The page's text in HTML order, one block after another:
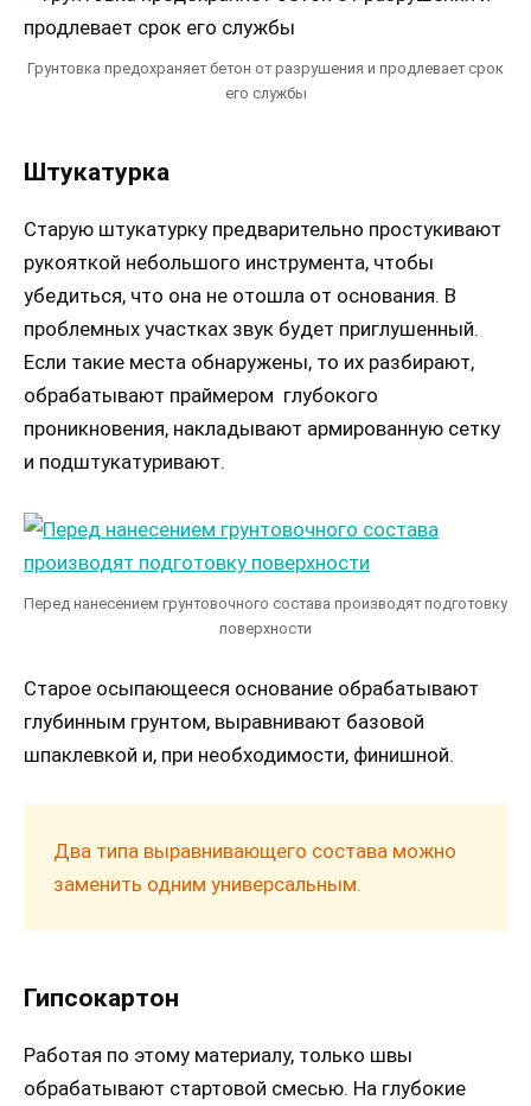
Грунтовка предохраняет бетон от разрушения и продлевает срок
его службы
Штукатурка
Старую штукатурку предварительно простукивают
рукояткой небольшого инструмента, чтобы
убедиться, что она не отошла от основания. В
проблемных участках звук будет приглушенный.
Если такие места обнаружены, то их разбирают,
обрабатывают праймером глубокого
проникновения, накладывают армированную сетку
и подштукатуривают.
Перед нанесением грунтовочного состава производят подготовку
поверхности
Старое осыпающееся основание обрабатывают
глубинным грунтом, выравнивают базовой
шпаклевкой и, при необходимости, финишной.
Два типа выравнивающего состава можно
заменить одним универсальным.
Гипсокартон
Работая по этому материалу, только швы
обрабатывают стартовой смесью. На глубокие